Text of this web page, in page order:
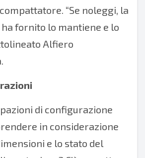
“Se noleggi, la
fornito lo mantiene e lo
Alfiero
di configurazione
in considerazione
e lo stato del